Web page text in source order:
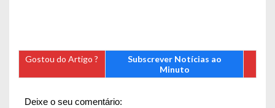
Gostou do Artigo ?
Subscrever Notícias ao
Minuto
Deixe o seu comentário: